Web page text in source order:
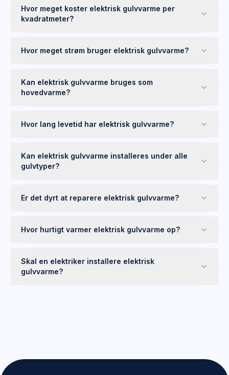
Hvor meget koster elektrisk gulvvarme per
kvadratmeter?
Hvor meget strøm bruger elektrisk gulvvarme?
Kan elektrisk gulvvarme bruges som
hovedvarme?
Hvor lang levetid har elektrisk gulvvarme?
Kan elektrisk gulvvarme installeres under alle
gulvtyper?
Er det dyrt at reparere elektrisk gulvvarme?
Hvor hurtigt varmer elektrisk gulvvarme op?
Skal en elektriker installere elektrisk
gulvvarme?